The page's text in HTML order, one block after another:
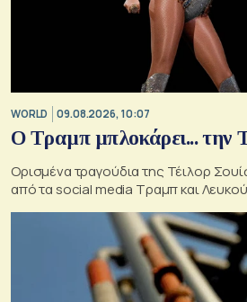
WORLD 09.08.2026, 10:07
Ο Τραμπ μπλοκάρει... την
Ορισμένα τραγούδια της Τέιλορ
από τα social media Τραμπ και